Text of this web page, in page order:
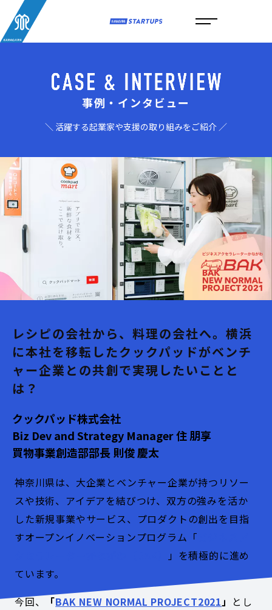
事例・インタビュー
＼ 活躍する起業家や支援の取り組みをご紹介 ／
レシピの会社から、料理の会社へ。横浜
に本社を移転したクックパッドがベンチ
ャー企業との共創で実現したいことと
は？
クックパッド株式会社
Biz Dev and Strategy Manager 住 朋享
買物事業創造部部長 則俊 慶太
神奈川県は、大企業とベンチャー企業が持つリソー
スや技術、アイデアを結びつけ、双方の強みを活か
した新規事業やサービス、プロダクトの創出を目指
すオープンイノベーションプログラム「
」を積極的に進め
ています。
今回、
「BAK NEW NORMAL PROJECT2021」 とし